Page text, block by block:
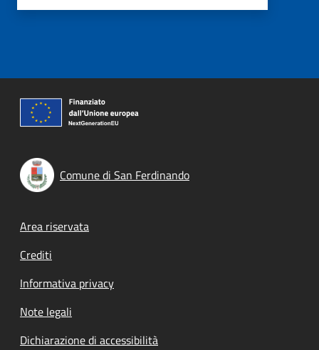
Comune di San Ferdinando
Footer menu
Area riservata
Crediti
Informativa privacy
Note legali
Dichiarazione di accessibilità